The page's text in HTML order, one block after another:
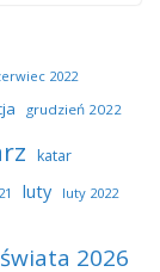
2022
grudzień 2022
katar
luty
luty 2022
2026